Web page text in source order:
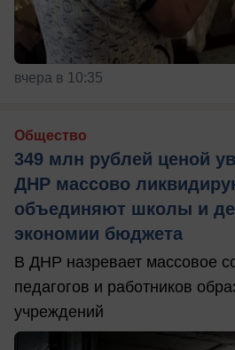
вчера в 10:35
Общество
349 млн рублей ценой
ДНР массово
объединяют школы и
экономии бюджета
В ДНР назревает массовое
педагогов и работников
учреждений